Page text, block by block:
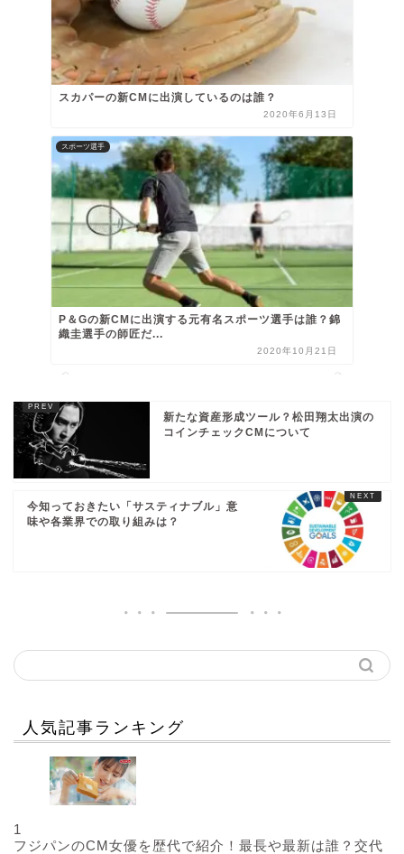
スカパーの新CMに出演しているのは誰？
2020年6月13日
スポーツ選手
P＆Gの新CMに出演する元有名スポーツ選手は誰？錦
織圭選手の師匠だ...
2020年10月21日
新たな資産形成ツール？松田翔太出演の
コインチェックCMについて
今知っておきたい「サスティナブル」意
味や各業界での取り組みは？
人気記事ランキング
1
フジパンのCM女優を歴代で紹介！最長や最新は誰？交代